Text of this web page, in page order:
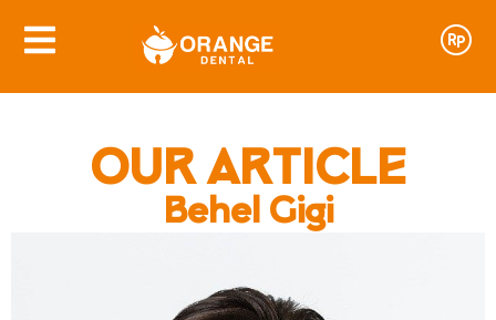
OUR ARTICLE
Behel Gigi